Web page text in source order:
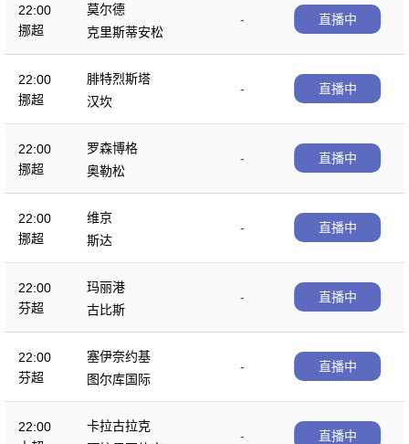
22:00
挪超
莫尔德
-
克里斯蒂安松
直播中
22:00
挪超
腓特烈斯塔
-
汉坎
直播中
22:00
挪超
罗森博格
-
奥勒松
直播中
22:00
挪超
维京
-
斯达
直播中
22:00
芬超
玛丽港
-
古比斯
直播中
22:00
芬超
塞伊奈约基
-
图尔库国际
直播中
22:00
卡拉古拉克
-
直播中